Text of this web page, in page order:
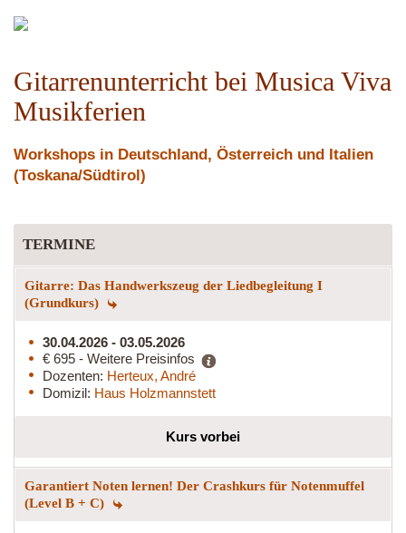
Gitarrenunterricht bei Musica Viva
Musikferien
Workshops in Deutschland, Österreich und Italien
(Toskana/Südtirol)
TERMINE
Gitarre: Das Handwerkszeug der Liedbegleitung I
(Grundkurs)
30.04.2026 - 03.05.2026
€ 695 - Weitere Preisinfos
Dozenten: Herteux, André
Domizil: Haus Holzmannstett
Kurs vorbei
Garantiert Noten lernen! Der Crashkurs für Notenmuffel
(Level B + C)